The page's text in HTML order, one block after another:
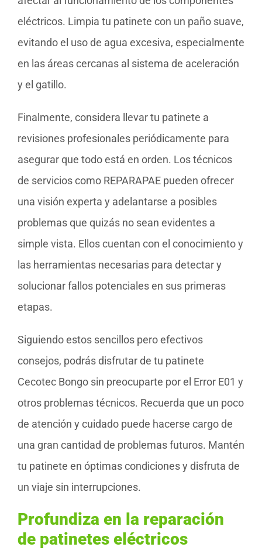
eléctricos. Limpia tu patinete con un paño suave,
evitando el uso de agua excesiva, especialmente
en las áreas cercanas al sistema de aceleración
y el gatillo.
Finalmente, considera llevar tu patinete a
revisiones profesionales periódicamente para
asegurar que todo está en orden. Los técnicos
de servicios como REPARAPAE pueden ofrecer
una visión experta y adelantarse a posibles
problemas que quizás no sean evidentes a
simple vista. Ellos cuentan con el conocimiento y
las herramientas necesarias para detectar y
solucionar fallos potenciales en sus primeras
etapas.
Siguiendo estos sencillos pero efectivos
consejos, podrás disfrutar de tu patinete
Cecotec Bongo sin preocuparte por el Error E01 y
otros problemas técnicos. Recuerda que un poco
de atención y cuidado puede hacerse cargo de
una gran cantidad de problemas futuros. Mantén
tu patinete en óptimas condiciones y disfruta de
un viaje sin interrupciones.
Profundiza en la reparación
de patinetes eléctricos